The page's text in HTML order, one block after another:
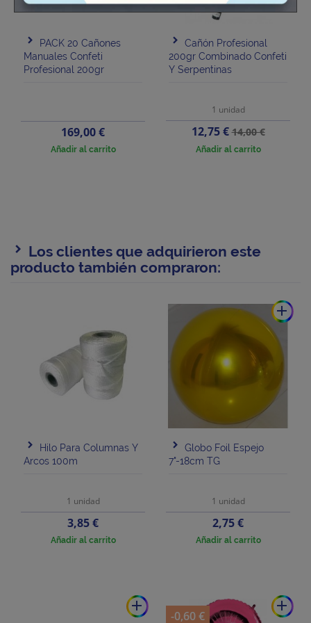
PACK 20 Cañones
Manuales Confeti
Profesional 200gr
Precio
169,00 €
Añadir al carrito
Cañón Profesional
200gr Combinado Confeti
Y Serpentinas
1 unidad
Precio
12,75 €Precio
base
14,00 €
Añadir al carrito
Los clientes que adquirieron este
producto también compraron:
Hilo Para Columnas Y
Arcos 100m
1 unidad
Precio
3,85 €
Añadir al carrito
add
Globo Foil Espejo
7"-18cm TG
1 unidad
Precio
2,75 €
Añadir al carrito
add add
-0,60 €